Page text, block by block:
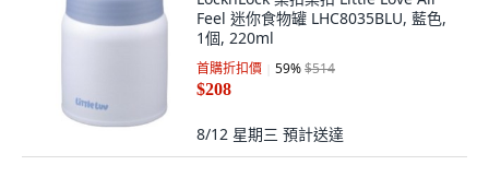
Feel 迷你食物罐 LHC8035BLU, 藍色,
1個, 220ml
首購折扣價 59%$514
$208
8/12 星期三 預計送達